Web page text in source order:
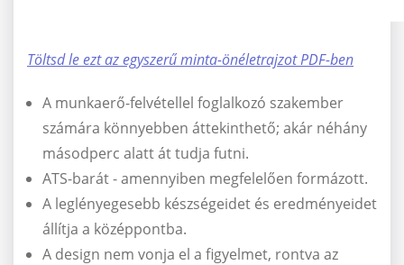
Töltsd le ezt az egyszerű minta-önéletrajzot PDF-ben
A munkaerő-felvétellel foglalkozó szakember
számára könnyebben áttekinthető; akár néhány
másodperc alatt át tudja futni.
ATS-barát - amennyiben megfelelően formázott.
A leglényegesebb készségeidet és eredményeidet
állítja a középpontba.
A design nem vonja el a figyelmet, rontva az